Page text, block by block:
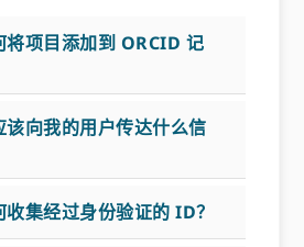
将项目添加到 ORCID 记
该向我的用户传达什么信
收集经过身份验证的 ID？